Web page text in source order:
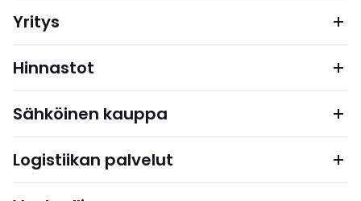
Yritys
Hinnastot
Sähköinen kauppa
Logistiikan palvelut